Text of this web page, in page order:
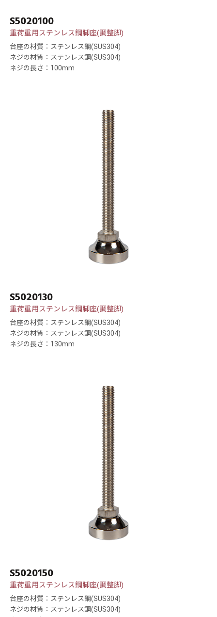
S5020100
重荷重用ステンレス鋼脚座(調整脚)
台座の材質：ステンレス鋼(SUS304)
ネジの材質：ステンレス鋼(SUS304)
ネジの長さ：100mm
S5020130
重荷重用ステンレス鋼脚座(調整脚)
台座の材質：ステンレス鋼(SUS304)
ネジの材質：ステンレス鋼(SUS304)
ネジの長さ：130mm
S5020150
重荷重用ステンレス鋼脚座(調整脚)
台座の材質：ステンレス鋼(SUS304)
ネジの材質：ステンレス鋼(SUS304)